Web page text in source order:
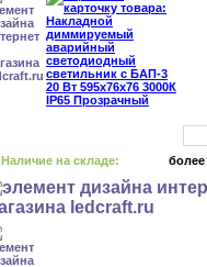
Наличие на складе: более